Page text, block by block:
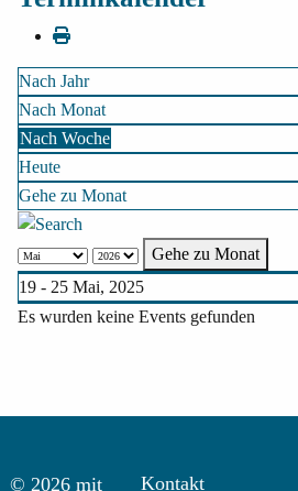
Nach Jahr
Nach Monat
Nach Woche
Heute
Gehe zu Monat
Gehe zu Monat
19 - 25 Mai, 2025
Es wurden keine Events gefunden
© 2026 mit Kontakt